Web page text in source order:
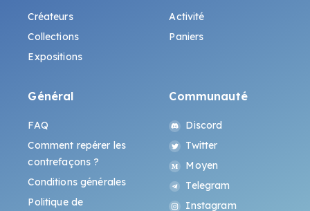
Créateurs
Collections
Expositions
Activité
Paniers
Général
FAQ
Comment repérer les
contrefaçons ?
Conditions générales
Politique de
Communauté
Discord
Twitter
Moyen
Telegram
Instagram